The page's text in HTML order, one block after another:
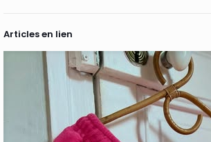
Articles en lien